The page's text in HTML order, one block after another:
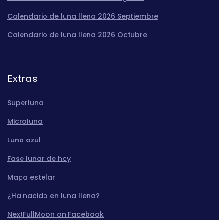
Calendario de luna llena 2026 Septiembre
Calendario de luna llena 2026 Octubre
Extras
Superluna
Microluna
Luna azul
Fase lunar de hoy
Mapa estelar
¿Ha nacido en luna llena?
NextFullMoon on Facebook